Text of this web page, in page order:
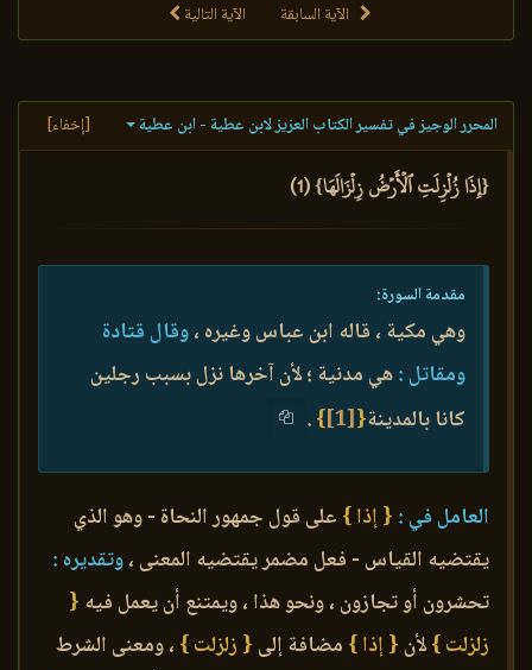
الآية السابقة الآية التالية
المحرر الوجيز في تفسير الكتاب العزيز لابن عطية - ابن عطية [إخفاء]
{إِذَا زُلۡزِلَتِ ٱلۡأَرۡضُ زِلۡزَالَهَا} (1)
مقدمة السورة:
وهي مكية ، قاله ابن عباس وغيره ،وقال قتادة
ومقاتل :هي مدنية ؛ لأن آخرها نزل بسبب رجلين
كانا بالمدينة{
[1]
}
.
العامل في : { إذا } على قول جمهور النحاة - وهو الذي
يقتضيه القياس - فعل مضمر يقتضيه المعنى ،وتقديره :
تحشرون أو تجازون ، ونحو هذا ، ويمتنع أن يعمل فيه {
زلزلت }لأن { إذا } مضافة إلى { زلزلت } ، ومعنى الشرط